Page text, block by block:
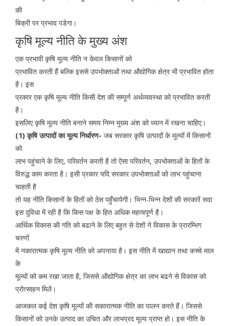
की
बिक्री पर प्रभाव पडेगा।
कृषि मूल्य नीति के मुख्य अंश
एक प्रभावी कृषि मूल्य नीति न केवल किसानों को
प्रभावित करती हैं बल्कि इससे उपभोक्ताओं तथा औद्योगिक क्षेत्र भी प्रभावित होता
है। इस
प्रकार एक कृषि मूल्य नीति किसी देश की सम्पूर्ण अर्थव्यवस्था को प्रभावित करती
है।
इसलिए कृषि मूल्य नीति बनाने समय निम्न मुख्य अंश को ध्यान में रखना चाहिए।
(1) कृषि उत्पादों का मूल्य निर्धारण- जब सरकार कृषि उत्पादों के मूल्यों में किसानों
को
लाभ पहुंचाने के लिए, परिवर्तन करती है तो ऐसा परिवर्तन, उपभोक्ताओं के हितों के
विरुद्ध काम करता है। इसी प्रकार यदि सरकार उपभोक्ताओं को लाभ पहुंचाना
चाहती है
तो यह नीति किसानों के हितों को ठेस पहुँचायेगी। भिन्न-भिन्न देशों की सरकारें सदा
इस दुविधा में रही है कि किस पक्ष के हित अधिक महत्वपूर्ण है।
आर्थिक विकास की गति को बढाने के लिए बहुत से देशों ने विकास के प्रारम्भिग
चरणों
में नकारात्मक कृषि मूल्य नीति को अपनाया है। इस नीति में खाद्यान तथा कच्चे माल
के
मूल्यों को कम रखा जाता है, जिससे औद्योगिक क्षेत्र का लाभ बढने से विकास को
प्रोत्साहन मिलें।
आजकल कई देश कृषि मूल्यों की सकारात्मक नीति का पालन करते हैं। जिससे
किसानों को उनके उत्पाद का उचित और लाभप्रद मूल्य प्राप्त हो। इस नीति के